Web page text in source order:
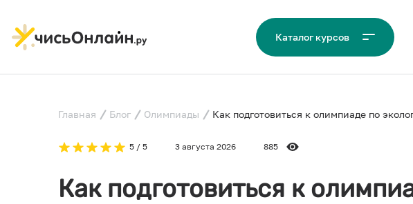
Каталог курсов
Главная Блог Олимпиады Как подготовиться к олимпиаде по
5 / 5 3 августа 2026 885
Как подготовиться к